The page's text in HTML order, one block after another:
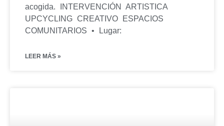
acogida. INTERVENCIÓN ARTISTICA
UPCYCLING CREATIVO ESPACIOS
COMUNITARIOS • Lugar:
LEER MÁS »